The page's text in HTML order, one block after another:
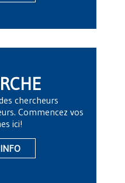
chercheurs
Commencez vos
ici!